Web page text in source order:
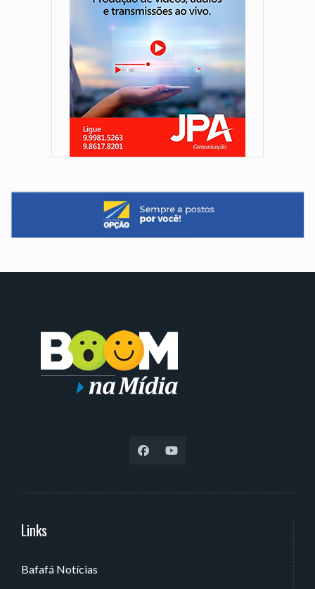
Links
Bafafá Notícias
Serviços